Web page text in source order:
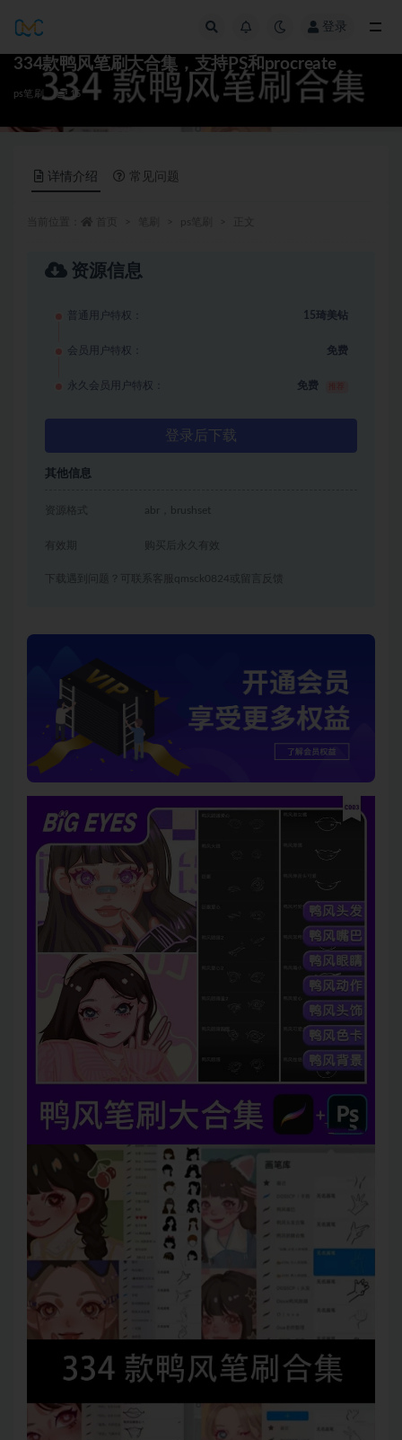
登录
334款鸭风笔刷大合集，支持PS和procreate
ps笔刷 15
详情介绍 常见问题
资源信息
普通用户特权： 15琦美钻
会员用户特权： 免费
永久会员用户特权： 免费
登录后下载
其他信息
资源格式 abr，brushset
有效期 购买后永久有效
下载遇到问题？可联系客服qmsck0824或留言反馈